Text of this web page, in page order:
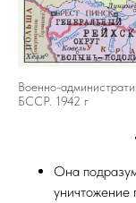
Военно-
БССР. 1942 г
Она
уничтожение